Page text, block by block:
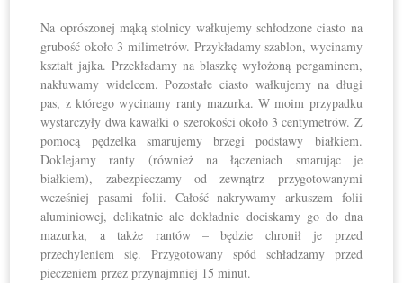
Na oprószonej mąką stolnicy wałkujemy schłodzone ciasto na
grubość około 3 milimetrów. Przykładamy szablon, wycinamy
kształt jajka. Przekładamy na blaszkę wyłożoną pergaminem,
nakłuwamy widelcem. Pozostałe ciasto wałkujemy na długi
pas, z którego wycinamy ranty mazurka. W moim przypadku
wystarczyły dwa kawałki o szerokości około 3 centymetrów. Z
pomocą pędzelka smarujemy brzegi podstawy białkiem.
Doklejamy ranty (również na łączeniach smarując je
białkiem), zabezpieczamy od zewnątrz przygotowanymi
wcześniej pasami folii. Całość nakrywamy arkuszem folii
aluminiowej, delikatnie ale dokładnie dociskamy go do dna
mazurka, a także rantów – będzie chronił je przed
przechyleniem się. Przygotowany spód schładzamy przed
pieczeniem przez przynajmniej 15 minut.